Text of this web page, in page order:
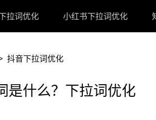
拉词优化 小红书下拉词优化
抖音下拉词优化
是什么？下拉词优化